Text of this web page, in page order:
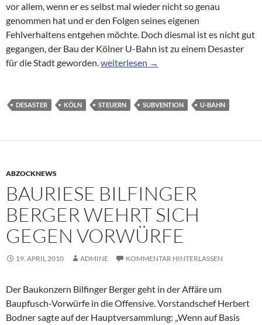
vor allem, wenn er es selbst mal wieder nicht so genau
genommen hat und er den Folgen seines eigenen
Fehlverhaltens entgehen möchte. Doch diesmal ist es nicht gut
gegangen, der Bau der Kölner U-Bahn ist zu einem Desaster
für die Stadt geworden.„Unterirdisch – Der Kölner U-Bahnbau“
weiterlesen →
DESASTER KÖLN STEUERN SUBVENTION U-BAHN
ABZOCKNEWS
BAURIESE BILFINGER
BERGER WEHRT SICH
GEGEN VORWÜRFE
19. APRIL 2010 ADMINE KOMMENTAR HINTERLASSEN
Der Baukonzern Bilfinger Berger geht in der Affäre um
Baupfusch-Vorwürfe in die Offensive. Vorstandschef Herbert
Bodner sagte auf der Hauptversammlung: „Wenn auf Basis